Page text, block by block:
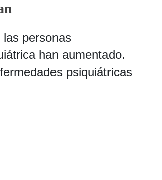
personas
han aumentado.
psiquiátricas